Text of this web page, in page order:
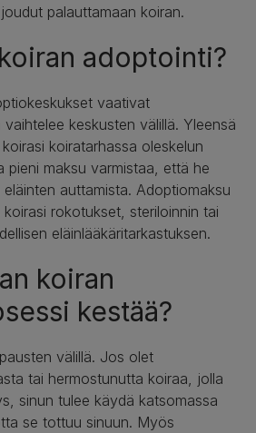
palauttamaan koiran.
adoptointi?
vaativat
keskusten välillä. Yleensä
koiratarhassa oleskelun
pieni maksu varmistaa, että he
auttamista. Adoptiomaksu
rokotukset, steriloinnin tai
eläinlääkäritarkastuksen.
koiran
kestää?
välillä. Jos olet
tai hermostunutta koiraa, jolla
sinun tulee käydä katsomassa
se tottuu sinuun. Myös